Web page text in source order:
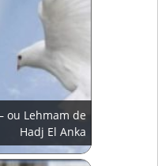
ou Lehmam de
Hadj El Anka